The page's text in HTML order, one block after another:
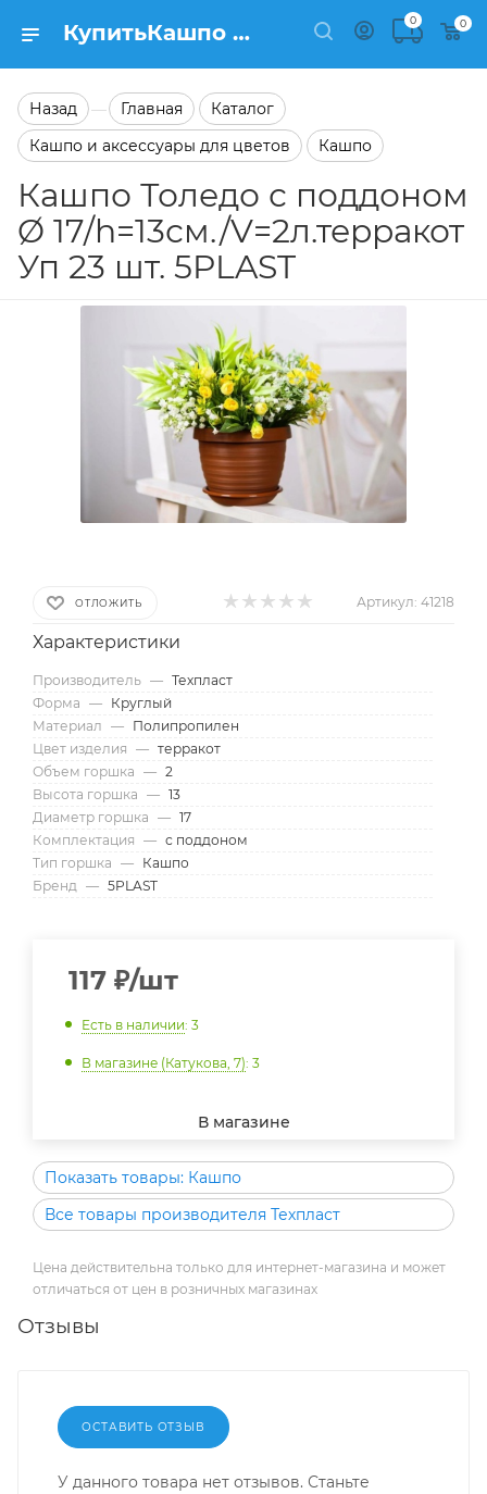
КупитьКашпо Толедо с поддоном Ø 17/h=13см./V=2л.терракот Уп 23 шт. 5PLAST в каталоге Кашпо Заказать Кашпо Толедо с поддоном Ø 17/h=13см./V=2л.терракот Уп 23 шт. 5PLAST в каталоге Кашпо на сайте Semfart.ru 0
0
Назад — Главная
Каталог
Кашпо и аксессуары для цветов
Кашпо
Кашпо Толедо с поддоном
Ø 17/h=13см./V=2л.терракот
Уп 23 шт. 5PLAST
ОТЛОЖИТЬ Артикул: 41218
Характеристики
Производитель — Техпласт
Форма — Круглый
Материал — Полипропилен
Цвет изделия — терракот
Объем горшка — 2
Высота горшка — 13
Диаметр горшка — 17
Комплектация — с поддоном
Тип горшка — Кашпо
Бренд — 5PLAST
117 ₽/шт
Есть в наличии: 3
В магазине (Катукова, 7): 3
В магазине
Показать товары: Кашпо
Все товары производителя Техпласт
Цена действительна только для интернет-магазина и может
отличаться от цен в розничных магазинах
Отзывы
ОСТАВИТЬ ОТЗЫВ
У данного товара нет отзывов. Станьте